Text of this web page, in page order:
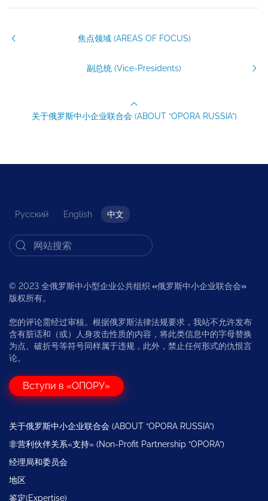
焦点领域 (AREAS OF FOCUS)
副总统 (Vice-Presidents)
关于俄罗斯中小企业联合会 (ABOUT “OPORA RUSSIA”)
Русский English 中文
© 2023 全俄罗斯中小型企业公共组织 «俄罗斯中小企业联合会»
版权所有。
您的评论需经过审核。根据俄罗斯法律法规要求，我站不允许发布
含有脏话和（或）人身攻击性质的内容，将此类信息中的字母替换
为点、破折号等符号同样属于违规，此外，禁止任何形式的仇恨言
论。
Вступи в «ОПОРУ»
关于俄罗斯中小企业联合会 (ABOUT “OPORA RUSSIA”)
非营利伙伴关系«支持» (Non-Profit Partnership “OPORA”)
经理局和委员会
地区
鉴定(Expertise)